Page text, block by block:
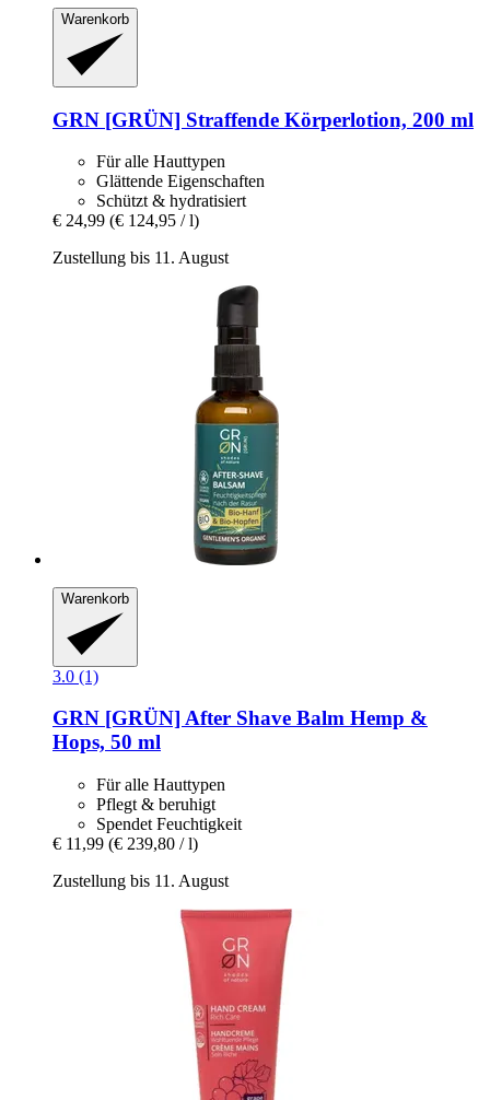
Warenkorb
GRN [GRÜN] Straffende Körperlotion, 200 ml
Für alle Hauttypen
Glättende Eigenschaften
Schützt & hydratisiert
€ 24,99 (€ 124,95 / l)
Zustellung bis 11. August
Warenkorb
3.0 (1)
GRN [GRÜN] After Shave Balm Hemp &
Hops, 50 ml
Für alle Hauttypen
Pflegt & beruhigt
Spendet Feuchtigkeit
€ 11,99 (€ 239,80 / l)
Zustellung bis 11. August